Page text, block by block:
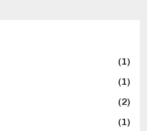
(1)
(1)
(2)
(1)